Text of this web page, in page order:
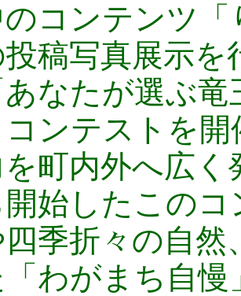
のコンテンツ
稿写真展示を
あなたが選ぶ
コンテストを
を町内外へ広く
開始したこの
季折々の自然
「わがまち自